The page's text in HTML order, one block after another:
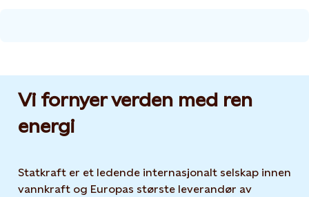
Vi fornyer verden med ren
energi
Statkraft er et ledende internasjonalt selskap innen
vannkraft og Europas største leverandør av